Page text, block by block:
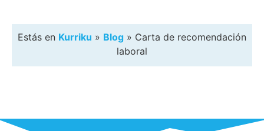
Estás en Kurriku » Blog » Carta de recomendación
laboral